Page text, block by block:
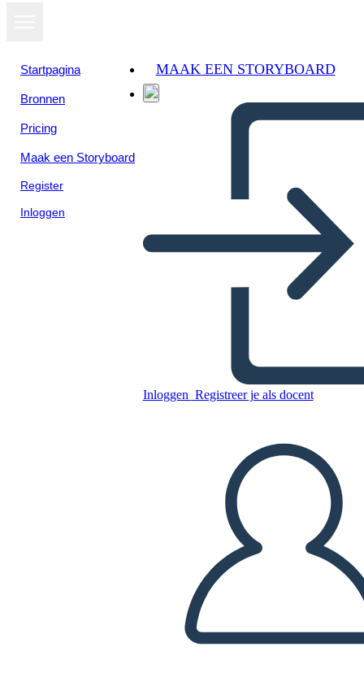
Startpagina
Bronnen
Pricing
Maak een Storyboard
Register
Inloggen
MAAK EEN STORYBOARD
Inloggen Registreer je als docent
הנשיאות של רונלד רייגן -
הבחירות של 1980
Kopieer dit Storyboard
MAAK EEN STORYBOARD
DIAVOORSTELLING AFSPELEN
LEES MIJ VOOR